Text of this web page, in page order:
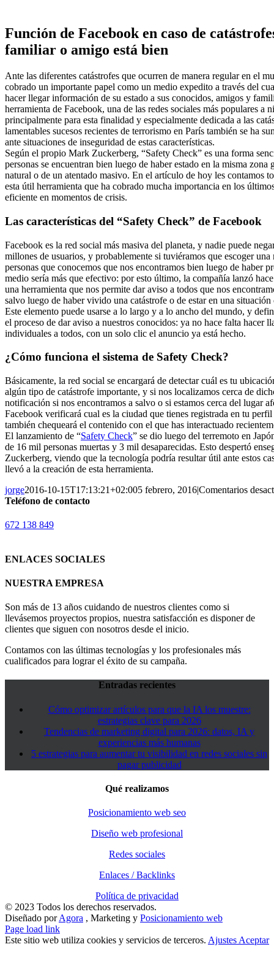
Función de Facebook en caso de
familiar o amigo está bien
Ante las diferentes catástrofes que ocurren de manera regular en el
cobrado un importante papel como un medio expedito a través del
hacer llegar información de su estado a sus conocidos, amigos y
herramienta de Facebook, una de las redes sociales más populares a
principalmente para esta finalidad y especialmente dedicada a las
lamentables sucesos recientes de terrorismo en París también se ha
ante situaciones de inseguridad de estas características.
Según el propio Mark Zuckerberg, “Safety Check” es una forma
personas se encuentran bien luego de haber estado en la misma zona
natural o de un atentado masivo. En el artículo de hoy les contamos
esta útil herramienta que ha cobrado mucha importancia en los
eficiente en momentos de crisis.
Las características del “Safety Check” de Facebook
Facebook es la red social más masiva del planeta, y nadie puede
millones de usuarios, y probablemente si tuviéramos que escoger una
personas que conocemos que nos encontramos bien luego de haber
medio sería más que efectivo: por esto último, la compañía lanzó
una herramienta que nos permite dar aviso a todos que nos
salvo luego de haber vivido una catástrofe o de estar en una situación
Este elemento puede usarse a lo largo y a lo ancho del mundo, y
el proceso de dar aviso a nuestros conocidos: ya no hace falta hacer
individuales a todos, con un solo clic el anuncio ya está hecho.
¿Cómo funciona el sistema de Safety Check?
Básicamente, la red social se encargará de detectar cuál es tu
algún tipo de catástrofe importante, y si nos localizamos cerca de
notificación si nos encontramos a salvo o si estamos cerca del lugar
Facebook verificará cual es la ciudad que tienes registrada en tu
también chequeará el contenido con el que has interactuado
El lanzamiento de “Safety Check” se dio luego del terremoto en
de 16 mil personas muertas y 3 mil desaparecidas. Esto despertó
Zuckerberg, viendo que la tecnología podría resultar útil ante estos
llevó a la creación de esta herramienta.
jorge2016-10-15T17:13:21+02:005 febrero, 2016|Comentarios
Teléfono de contacto
672 138 849
ENLACES SOCIALES
NUESTRA EMPRESA
Son más de 13 años cuidando de nuestros clientes como si
llevásemos proyectos propios, nuestra satisfacción es disponer de
clientes que siguen con nosotros desde el inicio.
Contamos con las últimas tecnologías y los profesionales más
cualificados para lograr el éxito de su campaña.
Entradas recientes
Cómo optimizar artículos para que la IA los muestre:
estrategias clave para 2026
Tendencias de marketing digital para 2026: datos, IA y
experiencias más humanas
5 estrategias para aumentar tu visibilidad en redes sociales sin
pagar publicidad
Qué realizamos
Posicionamiento web seo
Diseño web profesional
Redes sociales
Enlaces / Backlinks
Política de privacidad
© 2023 Todos los derechos reservados.
Diseñado porAgora , Marketing y Posicionamiento web
Page load link
Este sitio web utiliza cookies y servicios de terceros. Ajustes Aceptar